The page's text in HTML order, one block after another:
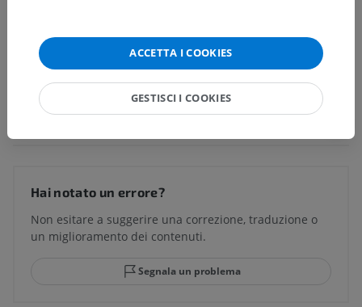
Traduzioni
Hai notato un errore?
Non esitare a suggerire una correzione, traduzione o
un miglioramento dei contenuti.
Segnala un problema
ACCETTA I COOKIES
GESTISCI I COOKIES